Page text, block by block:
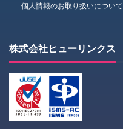
個人情報のお取り扱いについて
株式会社ヒューリンクス